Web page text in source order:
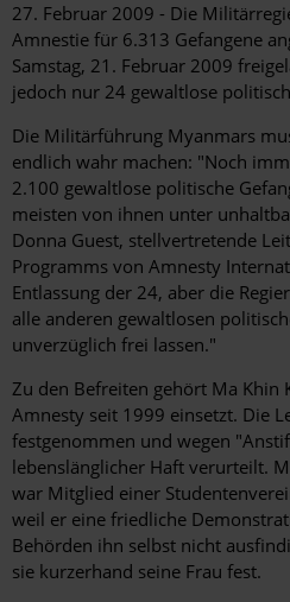
27. Februar 2009 - Die
Amnestie für 6.313 Gefangene
Samstag, 21. Februar 2009
jedoch nur 24 gewaltlose
Die Militärführung Myanmars
endlich wahr machen: "Noch
2.100 gewaltlose politische
meisten von ihnen unter
Donna Guest, stellvertretende
Programms von Amnesty
Entlassung der 24, aber die
alle anderen gewaltlosen
unverzüglich frei lassen."
Zu den Befreiten gehört Ma Khin
Amnesty seit 1999 einsetzt. Die
festgenommen und wegen
lebenslänglicher Haft verurteilt.
war Mitglied einer
weil er eine friedliche
Behörden ihn selbst nicht
sie kurzerhand seine Frau fest.